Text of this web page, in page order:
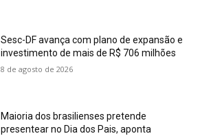
Sesc-DF avança com plano de expansão e
investimento de mais de R$ 706 milhões
8 de agosto de 2026
Maioria dos brasilienses pretende
presentear no Dia dos Pais, aponta